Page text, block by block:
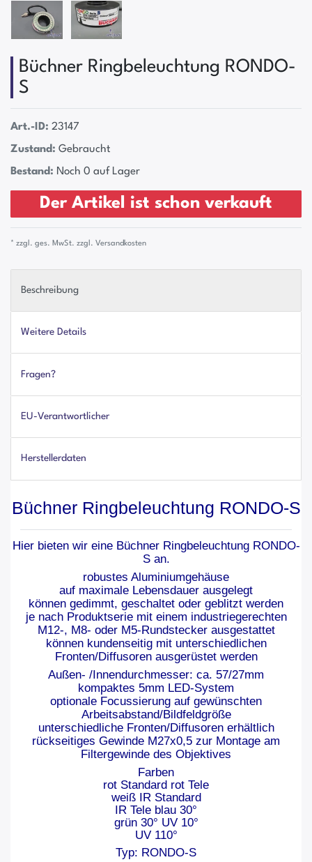
Büchner Ringbeleuchtung RONDO-
S
Art.-ID: 23147
Zustand: Gebraucht
Bestand: Noch 0 auf Lager
Der Artikel ist schon verkauft
* zzgl. ges. MwSt. zzgl. Versandkosten
Beschreibung
Weitere Details
Fragen?
EU-Verantwortlicher
Herstellerdaten
Büchner Ringbeleuchtung RONDO-S
Hier bieten wir eine Büchner Ringbeleuchtung RONDO-
S an.
robustes Aluminiumgehäuse
auf maximale Lebensdauer ausgelegt
können gedimmt, geschaltet oder geblitzt werden
je nach Produktserie mit einem industriegerechten
M12-, M8- oder M5-Rundstecker ausgestattet
können kundenseitig mit unterschiedlichen
Fronten/Diffusoren ausgerüstet werden
Außen- /Innendurchmesser: ca. 57/27mm
kompaktes 5mm LED-System
optionale Focussierung auf gewünschten
Arbeitsabstand/Bildfeldgröße
unterschiedliche Fronten/Diffusoren erhältlich
rückseitiges Gewinde M27x0,5 zur Montage am
Filtergewinde des Objektives
Farben
rot Standard rot Tele
weiß IR Standard
IR Tele blau 30°
grün 30° UV 10°
UV 110°
Typ: RONDO-S